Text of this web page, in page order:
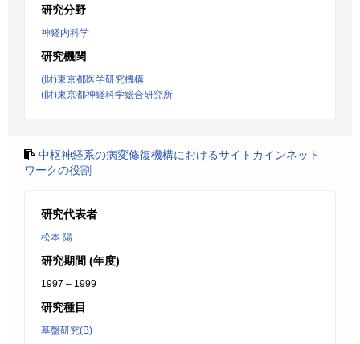
研究分野
神経内科学
研究機関
(財)東京都医学研究機構
(財)東京都神経科学総合研究所
中枢神経系の病変修復機構におけるサイトカインネット
ワークの役割
研究代表者
松本 陽
研究期間 (年度)
1997 – 1999
研究種目
基盤研究(B)